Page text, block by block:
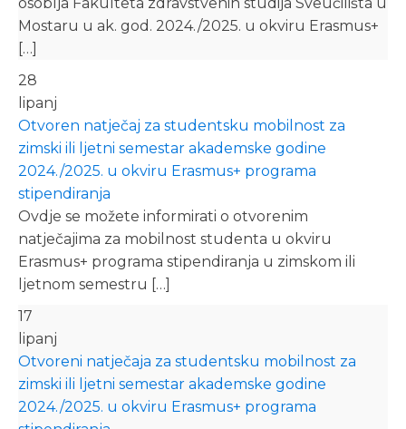
Mostaru u ak. god. 2024./2025. u okviru Erasmus+
[…]
28
lipanj
Otvoren natječaj za studentsku mobilnost za
zimski ili ljetni semestar akademske godine
2024./2025. u okviru Erasmus+ programa
stipendiranja
Ovdje se možete informirati o otvorenim
natječajima za mobilnost studenta u okviru
Erasmus+ programa stipendiranja u zimskom ili
ljetnom semestru […]
17
lipanj
Otvoreni natječaja za studentsku mobilnost za
zimski ili ljetni semestar akademske godine
2024./2025. u okviru Erasmus+ programa